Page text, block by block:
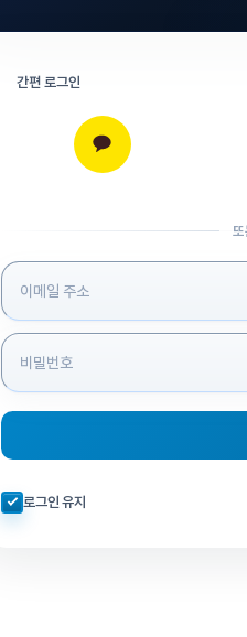
간편 로그인
로그인 정보 입력
자동로그인 체크
로그인 유지